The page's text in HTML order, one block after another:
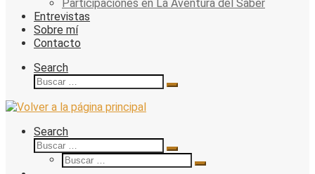
Participaciones en La Aventura del Saber
Entrevistas
Sobre mí
Contacto
Search
Buscar
Buscar
Search
Buscar
Buscar
…
Buscar
Buscar